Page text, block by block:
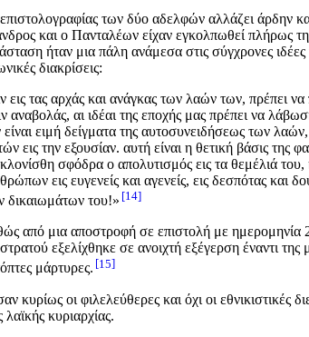
των δύο αδελφών αλλάζει άρδην
και ο Πανταλέων είχαν εγκολπωθεί πλήρως
ήταν μια πάλη ανάμεσα στις σύγχρονες
διακρίσεις:
εις τας αρχάς και ανάγκας των λαών των, πρέπει
αναβολάς, αι ιδέαι της εποχής μας πρέπει να
ειμή δείγματα της αυτοσυνειδήσεως των
την εξουσίαν. αυτή είναι η θετική βάσις της
σφόδρα ο απολυτισμός εις τα θεμέλιά
εις ευγενείς και αγενείς, εις δεσπότας και
δικαιωμάτων του!» 14
από μια αποστροφή σε επιστολή με ημερομηνία
εξελίχθηκε σε ανοιχτή εξέγερση έναντι της
μάρτυρες. 15
οι φιλελεύθερες και όχι οι εθνικιστικές
κυριαρχίας.